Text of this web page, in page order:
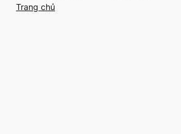
Trang chủ